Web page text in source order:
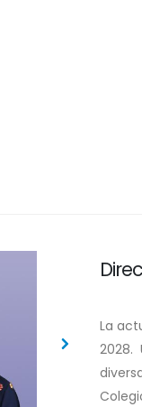
La
2028.